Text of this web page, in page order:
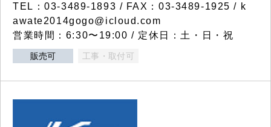
TEL：03-3489-1893 / FAX：03-3489-1925 / k
awate2014gogo@icloud.com
営業時間：6:30〜19:00 / 定休日：土・日・祝
販売可 工事・取付可